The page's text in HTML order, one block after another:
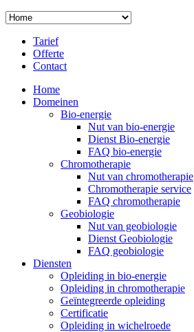
Tarief
Offerte
Contact
Home
Domeinen
Bio-energie
Nut van bio-energie
Dienst Bio-energie
FAQ bio-energie
Chromotherapie
Nut van chromotherapie
Chromotherapie service
FAQ chromotherapie
Geobiologie
Nut van geobiologie
Dienst Geobiologie
FAQ geobiologie
Diensten
Opleiding in bio-energie
Opleiding in chromotherapie
Geïntegreerde opleiding
Certificatie
Opleiding in wichelroede